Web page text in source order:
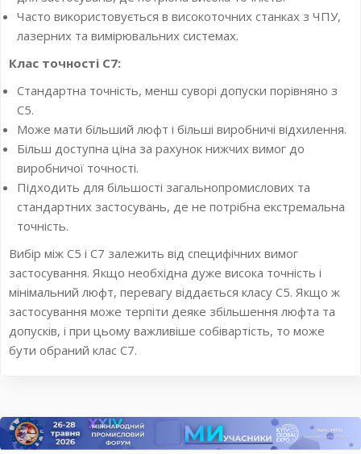
Часто використовується в високоточних станках з ЧПУ,
лазерних та вимірювальних системах.
Клас точності С7:
Стандартна точність, менш суворі допуски порівняно з
С5.
Може мати більший люфт і більші виробничі відхилення.
Більш доступна ціна за рахунок нижчих вимог до
виробничої точності.
Підходить для більшості загальнопромислових та
стандартних застосувань, де не потрібна екстремальна
точність.
Вибір між С5 і С7 залежить від специфічних вимог
застосування. Якщо необхідна дуже висока точність і
мінімальний люфт, перевагу віддається класу С5. Якщо ж
застосування може терпіти деяке збільшення люфта та
допусків, і при цьому важливіше собівартість, то може
бути обраний клас С7.